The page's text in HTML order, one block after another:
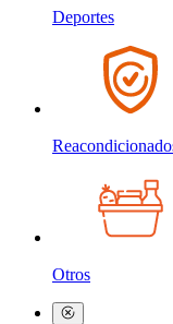
Deportes
Otros